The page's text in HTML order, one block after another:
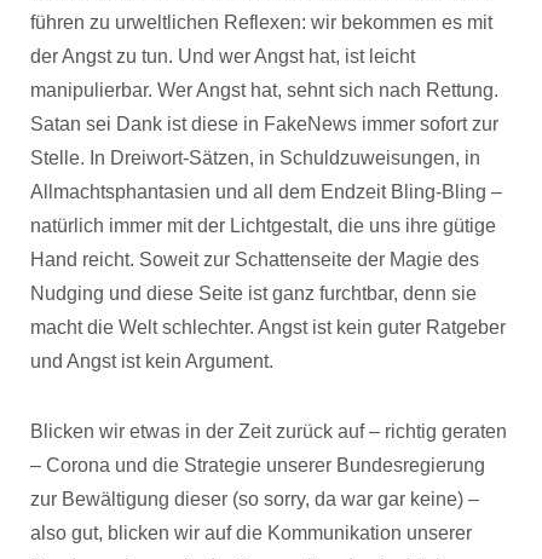
führen zu urweltlichen Reflexen: wir bekommen es mit
der Angst zu tun. Und wer Angst hat, ist leicht
manipulierbar. Wer Angst hat, sehnt sich nach Rettung.
Satan sei Dank ist diese in FakeNews immer sofort zur
Stelle. In Dreiwort-Sätzen, in Schuldzuweisungen, in
Allmachtsphantasien und all dem Endzeit Bling-Bling –
natürlich immer mit der Lichtgestalt, die uns ihre gütige
Hand reicht. Soweit zur Schattenseite der Magie des
Nudging und diese Seite ist ganz furchtbar, denn sie
macht die Welt schlechter. Angst ist kein guter Ratgeber
und Angst ist kein Argument.
Blicken wir etwas in der Zeit zurück auf – richtig geraten
– Corona und die Strategie unserer Bundesregierung
zur Bewältigung dieser (so sorry, da war gar keine) –
also gut, blicken wir auf die Kommunikation unserer